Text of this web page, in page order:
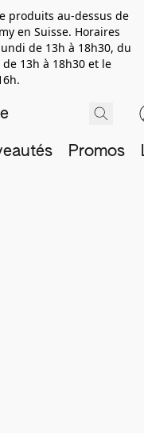
produits au-dessus de
en Suisse. Horaires
de 13h à 18h30, du
13h à 18h30 et le
Promos